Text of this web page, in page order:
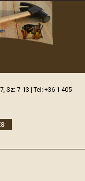
Sz: 7-13 | Tel: +36 1 405